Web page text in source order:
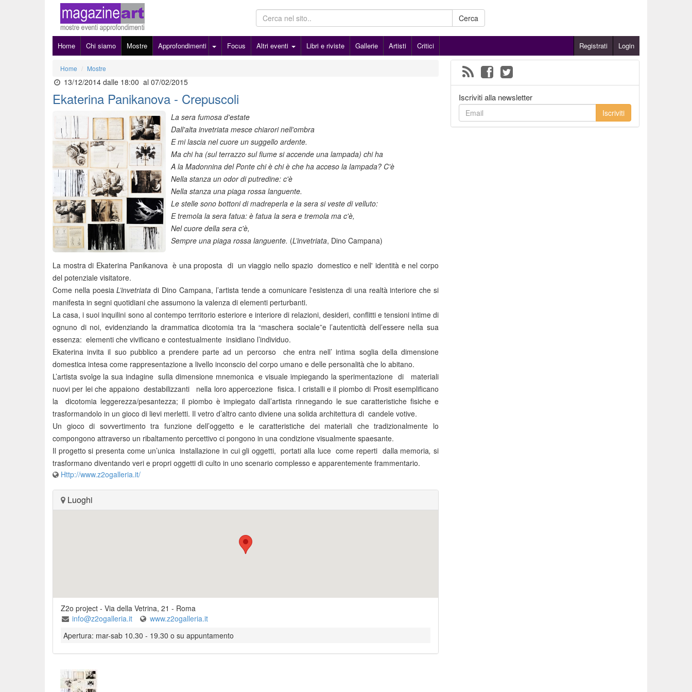
Cerca
Home Chi siamo Mostre Approfondimenti Focus Altri eventi Libri e riviste Gallerie Artisti Critici Registrati Login
Home Mostre
13/12/2014 dalle 18:00 al 07/02/2015
Ekaterina Panikanova - Crepuscoli
La sera fumosa d'estate
Dall'alta invetriata mesce chiarori nell'ombra
E mi lascia nel cuore un suggello ardente.
Ma chi ha (sul terrazzo sul fiume si accende una lampada) chi ha
A la Madonnina del Ponte chi è chi è che ha acceso la lampada? C'è
Nella stanza un odor di putredine: c'è
Nella stanza una piaga rossa languente.
Le stelle sono bottoni di madreperla e la sera si veste di velluto:
E tremola la sera fatua: è fatua la sera e tremola ma c'è,
Nel cuore della sera c'è,
Sempre una piaga rossa languente. (L’invetriata, Dino Campana)
La mostra di Ekaterina Panikanova è una proposta di un viaggio nello spazio domestico e nell' identità e nel corpo
del potenziale visitatore.
Come nella poesiaL’invetriata di Dino Campana, l’artista tende a comunicare l'esistenza di una realtà interiore che si
manifesta in segni quotidiani che assumono la valenza di elementi perturbanti.
La casa, i suoi inquilini sono al contempo territorio esteriore e interiore di relazioni, desideri, conflitti e tensioni intime di
ognuno di noi, evidenziando la drammatica dicotomia tra la “maschera sociale”e l’autenticità dell’essere nella sua
essenza: elementi che vivificano e contestualmente insidiano l’individuo.
Ekaterina invita il suo pubblico a prendere parte ad un percorso che entra nell’ intima soglia della dimensione
domestica intesa come rappresentazione a livello inconscio del corpo umano e delle personalità che lo abitano.
L’artista svolge la sua indagine sulla dimensione mnemonica e visuale impiegando la sperimentazione di materiali
nuovi per lei che appaiono destabilizzanti nella loro appercezione fisica. I cristalli e il piombo di Prosit esemplificano
la dicotomia leggerezza/pesantezza; il piombo è impiegato dall’artista rinnegando le sue caratteristiche fisiche e
trasformandolo in un gioco di lievi merletti. Il vetro d’altro canto diviene una solida architettura di candele votive.
Un gioco di sovvertimento tra funzione dell’oggetto e le caratteristiche dei materiali che tradizionalmente lo
compongono attraverso un ribaltamento percettivo ci pongono in una condizione visualmente spaesante.
Il progetto si presenta come un’unica installazione in cui gli oggetti, portati alla luce come reperti dalla memoria, si
trasformano diventando veri e propri oggetti di culto in uno scenario complesso e apparentemente frammentario.
Http://www.z2ogalleria.it/
Luoghi
Z2o project - Via della Vetrina, 21 - Roma
info@z2ogalleria.it
www.z2ogalleria.it
Apertura: mar-sab 10.30 - 19.30 o su appuntamento
Iscriviti alla newsletter
Iscriviti